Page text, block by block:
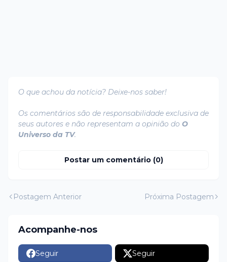
O que achou da notícia? Deixe-nos saber!
Os comentários são de responsabilidade exclusiva de
seus autores e não representam a opinião do O
Universo da TV.
Postar um comentário (0)
Postagem Anterior Próxima Postagem
Acompanhe-nos
Seguir Seguir